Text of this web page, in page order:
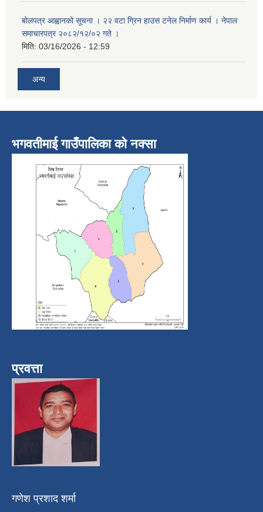
बोलपत्र आह्वानको सूचना । २२ वटा ग्रिन हाउस टनेल निर्माण कार्य । नेपाल
समाचारपत्र २०८२/१२/०२ गते ।
मिति: 03/16/2026 - 12:59
अन्य
भगवतीमाई गाउँपालिका को नक्सा
प्रवत्ता
गणेश प्रशाद शर्मा